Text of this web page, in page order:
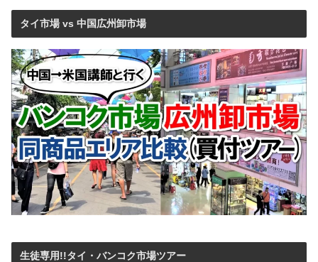
タイ市場 vs 中国広州卸市場
生徒専用!!タイ・バンコク市場ツアー